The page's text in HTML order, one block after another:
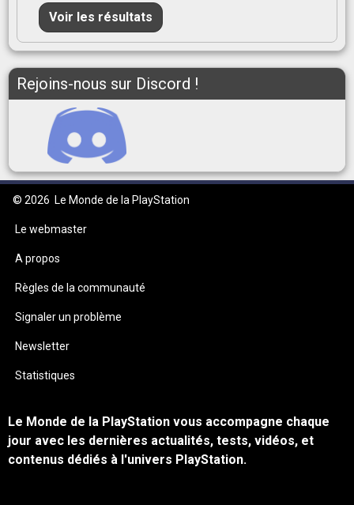
Voir les résultats
Rejoins-nous sur Discord !
© 2026 Le Monde de la PlayStation
Le webmaster
A propos
Règles de la communauté
Signaler un problème
Newsletter
Statistiques
Le Monde de la PlayStation vous accompagne chaque
jour avec les dernières actualités, tests, vidéos, et
contenus dédiés à l'univers PlayStation.